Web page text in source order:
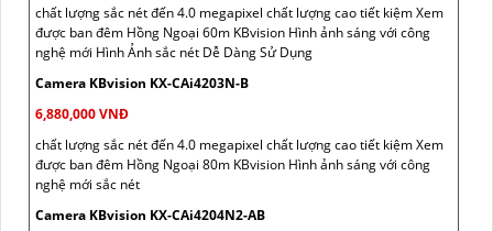
chất lượng sắc nét đến 4.0 megapixel chất lượng cao tiết kiệm Xem
được ban đêm Hồng Ngoại 60m KBvision Hình ảnh sáng với công
nghệ mới Hình Ảnh sắc nét Dễ Dàng Sử Dụng
Camera KBvision KX-CAi4203N-B
6,880,000 VNĐ
chất lượng sắc nét đến 4.0 megapixel chất lượng cao tiết kiệm Xem
được ban đêm Hồng Ngoại 80m KBvision Hình ảnh sáng với công
nghệ mới sắc nét
Camera KBvision KX-CAi4204N2-AB